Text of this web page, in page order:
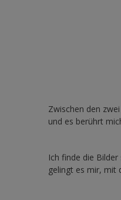
Zwischen den
und es berührt
Ich finde die
gelingt es mir, mit